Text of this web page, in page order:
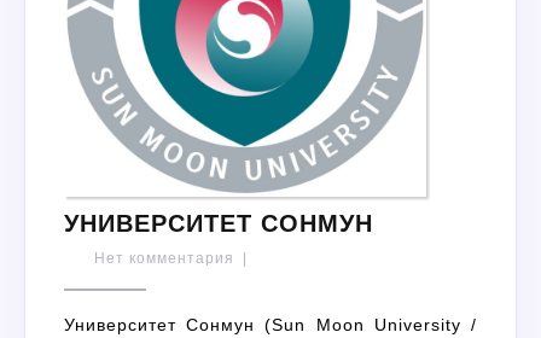
УНИВЕРСИТЕТ СОНМУН
Нет комментария
Университет Сонмун (Sun Moon University /